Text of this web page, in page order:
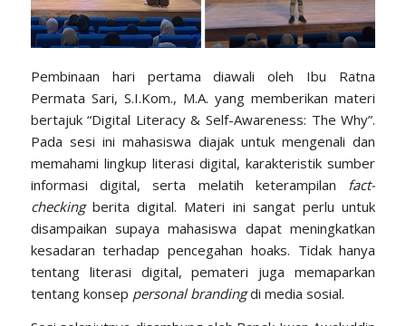
Pembinaan hari pertama diawali oleh Ibu Ratna
Permata Sari, S.I.Kom., M.A. yang memberikan materi
bertajuk “Digital Literacy & Self-Awareness: The Why”.
Pada sesi ini mahasiswa diajak untuk mengenali dan
memahami lingkup literasi digital, karakteristik sumber
informasi digital, serta melatih keterampilan fact-
checkingberita digital. Materi ini sangat perlu untuk
disampaikan supaya mahasiswa dapat meningkatkan
kesadaran terhadap pencegahan hoaks. Tidak hanya
tentang literasi digital, pemateri juga memaparkan
tentang konsep personal brandingdi media sosial.